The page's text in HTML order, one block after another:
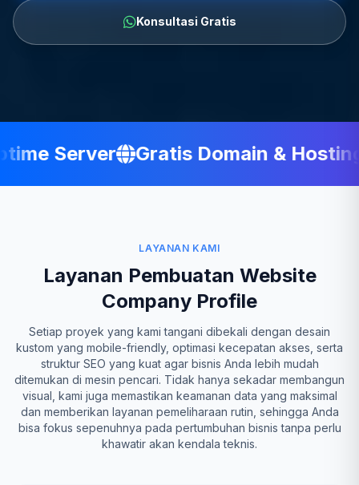
Konsultasi Gratis
Server Gratis Domain & Hosting
LAYANAN KAMI
Layanan Pembuatan Website
Company Profile
Setiap proyek yang kami tangani dibekali dengan desain
kustom yang mobile-friendly, optimasi kecepatan akses, serta
struktur SEO yang kuat agar bisnis Anda lebih mudah
ditemukan di mesin pencari. Tidak hanya sekadar membangun
visual, kami juga memastikan keamanan data yang maksimal
dan memberikan layanan pemeliharaan rutin, sehingga Anda
bisa fokus sepenuhnya pada pertumbuhan bisnis tanpa perlu
khawatir akan kendala teknis.